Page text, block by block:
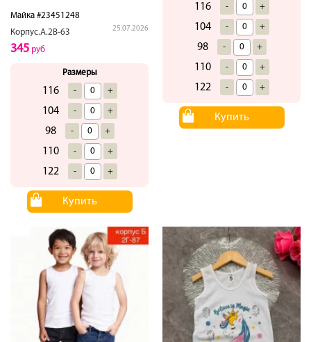
Майка #23451248
Корпус.А.2В-63
25.07.2026
345 руб
Размеры
116 - +
104 - +
98 - +
110 - +
122 - +
Купить
116 - +
104 - +
98 - +
110 - +
122 - +
Купить